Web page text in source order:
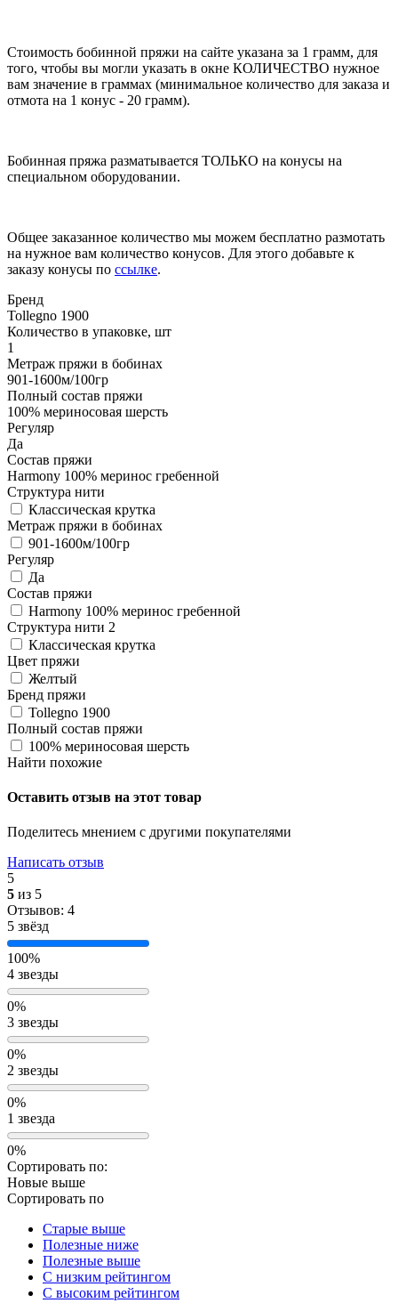
Стоимость бобинной пряжи на сайте указана за 1 грамм, для
того, чтобы вы могли указать в окне КОЛИЧЕСТВО нужное
вам значение в граммах (минимальное количество для заказа и
отмота на 1 конус - 20 грамм).
Бобинная пряжа разматывается ТОЛЬКО на конусы на
специальном оборудовании.
Общее заказанное количество мы можем бесплатно размотать
на нужное вам количество конусов. Для этого добавьте к
заказу конусы по ссылке.
Бренд
Tollegno 1900
Количество в упаковке, шт
1
Метраж пряжи в бобинах
901-1600м/100гр
Полный состав пряжи
100% мериносовая шерсть
Регуляр
Да
Состав пряжи
Harmony 100% меринос гребенной
Структура нити
Классическая крутка
Метраж пряжи в бобинах
901-1600м/100гр
Регуляр
Да
Состав пряжи
Harmony 100% меринос гребенной
Структура нити 2
Классическая крутка
Цвет пряжи
Желтый
Бренд пряжи
Tollegno 1900
Полный состав пряжи
100% мериносовая шерсть
Найти похожие
Оставить отзыв на этот товар
Поделитесь мнением с другими покупателями
Написать отзыв
5
5 из 5
Отзывов: 4
5 звёзд
100%
4 звезды
0%
3 звезды
0%
2 звезды
0%
1 звезда
0%
Сортировать по:
Новые выше
Сортировать по
Старые выше
Полезные ниже
Полезные выше
С низким рейтингом
C высоким рейтингом